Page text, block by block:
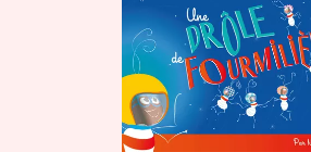
Contes d'ici et d'ailleurs